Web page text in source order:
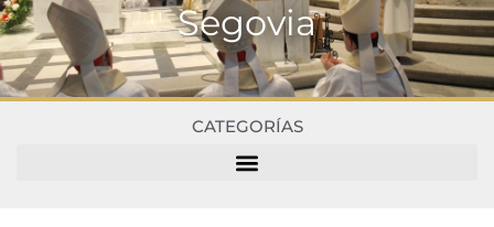
Segovia
CATEGORÍAS